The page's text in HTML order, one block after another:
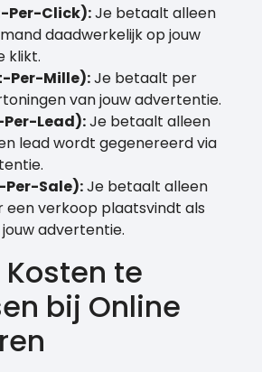
Per-Click):Je betaalt alleen
daadwerkelijk op jouw
klikt.
Per-Mille):Je betaalt per
van jouw advertentie.
Per-Lead):Je betaalt alleen
lead wordt gegenereerd via
Per-Sale):Je betaalt alleen
een verkoop plaatsvindt als
advertentie.
te
bij Online